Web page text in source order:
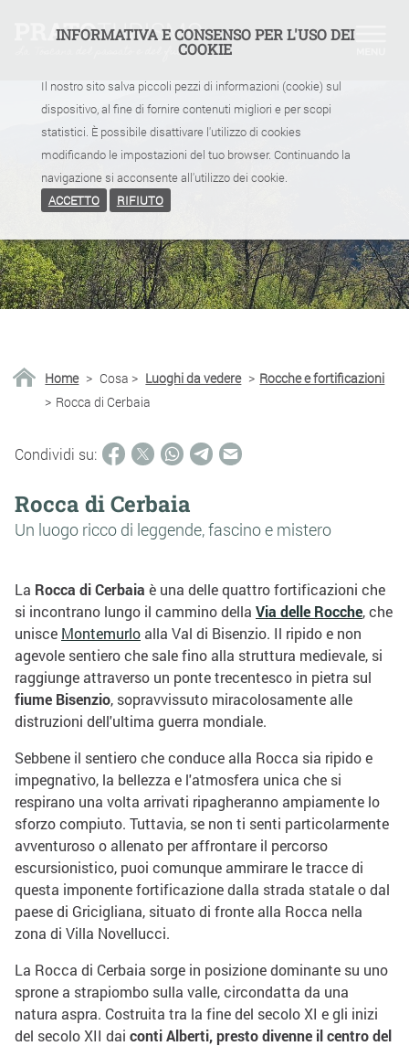
INFORMATIVA E CONSENSO PER L'USO DEI
COOKIE
Il nostro sito salva piccoli pezzi di informazioni (cookie) sul
dispositivo, al fine di fornire contenuti migliori e per scopi
statistici. È possibile disattivare l'utilizzo di cookies
modificando le impostazioni del tuo browser. Continuando la
navigazione si acconsente all'utilizzo dei cookie.
ACCETTO
RIFIUTO
Home > Cosa > Luoghi da vedere > Rocche e fortificazioni
> Rocca di Cerbaia
Condividi su:
Rocca di Cerbaia
Un luogo ricco di leggende, fascino e mistero
La Rocca di Cerbaia è una delle quattro fortificazioni che
si incontrano lungo il cammino della Via delle Rocche, che
unisce Montemurloalla Val di Bisenzio. Il ripido e non
agevole sentiero che sale fino alla struttura medievale, si
raggiunge attraverso un ponte trecentesco in pietra sul
fiume Bisenzio, sopravvissuto miracolosamente alle
distruzioni dell'ultima guerra mondiale.
Sebbene il sentiero che conduce alla Rocca sia ripido e
impegnativo, la bellezza e l'atmosfera unica che si
respirano una volta arrivati ​​ripagheranno ampiamente lo
sforzo compiuto. Tuttavia, se non ti senti particolarmente
avventuroso o allenato per affrontare il percorso
escursionistico, puoi comunque ammirare le tracce di
questa imponente fortificazione dalla strada statale o dal
paese di Gricigliana, situato di fronte alla Rocca nella
zona di Villa Novellucci.
La Rocca di Cerbaia sorge in posizione dominante su uno
sprone a strapiombo sulla valle, circondatta da una
natura aspra. Costruita tra la fine del secolo XI e gli inizi
del secolo XII dai conti Alberti,prestodivenne il centro del